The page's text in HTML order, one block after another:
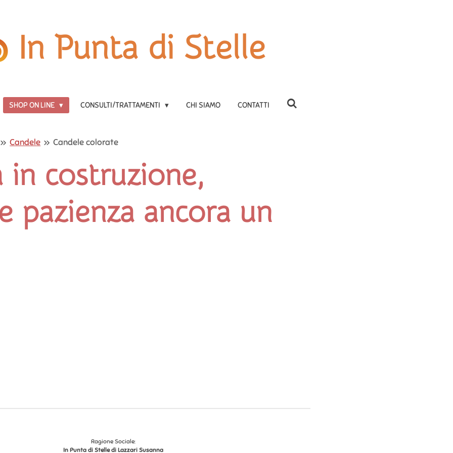
In Punta di Stelle
SHOP ON LINE CONSULTI/TRATTAMENTI CHI SIAMO CONTATTI
» Candele » Candele colorate
in costruzione,
pazienza ancora un
Ragione Sociale:
In Punta di Stelle di Lazzari Susanna